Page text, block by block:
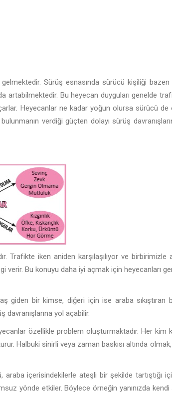
Sürüş esnasında sürücü kişiliği
Bu heyecan duyguları genelde
Heyecanlar ne kadar yoğun olursa sürücü
verdiği güçten dolayı sürüş
iken aniden karşılaşılıyor ve birbirimizle
verir. Bu konuyu daha iyi açmak için heyecanları
giden bir kimse, diğeri için ise araba sıkıştıran
davranışlarına yol açabilir.
özellikle problem oluşturmaktadır. Her kim
Halbuki sinirli veya zaman baskısı altında olmak,
araba içerisindekilerle ateşli bir şekilde tartıştığı
yönde etkiler. Böylece örneğin yanınızda kendi